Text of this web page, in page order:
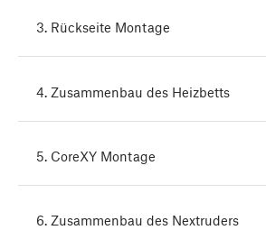
3. Rückseite Montage
4. Zusammenbau des Heizbetts
5. CoreXY Montage
6. Zusammenbau des Nextruders